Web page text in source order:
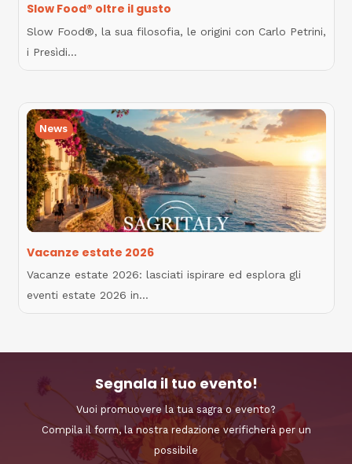
Slow Food® oltre il gusto
Slow Food®, la sua filosofia, le origini con Carlo Petrini,
i Presìdi…
News
Vacanze estate 2026
Vacanze estate 2026: lasciati ispirare ed esplora gli
eventi estate 2026 in…
Segnala il tuo evento!
Vuoi promuovere la tua sagra o evento?
Compila il form, la nostra redazione verificherà per un
possibile